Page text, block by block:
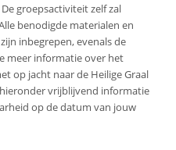
groepsactiviteit zelf zal
benodigde materialen en
inbegrepen, evenals de
meer informatie over het
op jacht naar de Heilige Graal
vrijblijvend informatie
op de datum van jouw